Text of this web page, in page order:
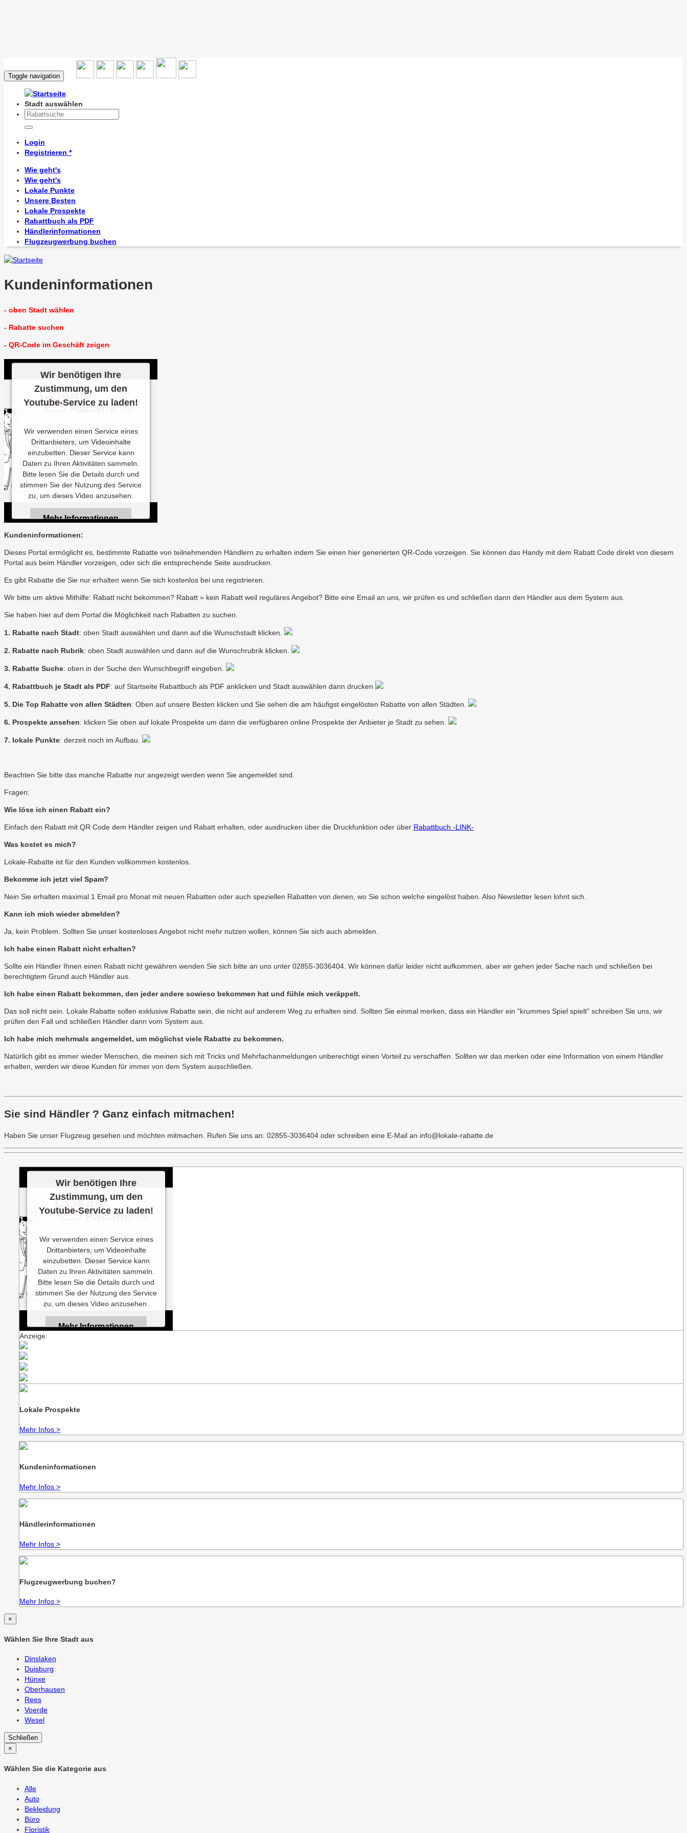
Toggle navigation
Stadt auswählen
Login
Registrieren *
Wie geht's
Wie geht's
Lokale Punkte
Unsere Besten
Lokale Prospekte
Rabattbuch als PDF
Händlerinformationen
Flugzeugwerbung buchen
Kundeninformationen
- oben Stadt wählen
- Rabatte suchen
- QR-Code im Geschäft zeigen
Wir benötigen Ihre
Zustimmung, um den
Youtube-Service zu laden!
Wir verwenden einen Service eines
Drittanbieters, um Videoinhalte
einzubetten. Dieser Service kann
Daten zu Ihren Aktivitäten sammeln.
Bitte lesen Sie die Details durch und
stimmen Sie der Nutzung des Service
zu, um dieses Video anzusehen.
Mehr Informationen
Management Platform
Kundeninformationen:
Dieses Portal ermöglicht es, bestimmte Rabatte von teilnehmenden Händlern zu erhalten indem Sie einen hier generierten QR-Code vorzeigen. Sie können das Handy mit dem Rabatt Code direkt von diesem
Portal aus beim Händler vorzeigen, oder sich die entsprechende Seite ausdrucken.
Es gibt Rabatte die Sie nur erhalten wenn Sie sich kostenlos bei uns registrieren.
Wir bitte um aktive Mithilfe: Rabatt nicht bekommen? Rabatt = kein Rabatt weil reguläres Angebot? Bitte eine Email an uns, wir prüfen es und schließen dann den Händler aus dem System aus.
Sie haben hier auf dem Portal die Möglichkeit nach Rabatten zu suchen.
1. Rabatte nach Stadt: oben Stadt auswählen und dann auf die Wunschstadt klicken.
2. Rabatte nach Rubrik: oben Stadt auswählen und dann auf die Wunschrubrik klicken.
3. Rabatte Suche: oben in der Suche den Wunschbegriff eingeben.
4. Rabattbuch je Stadt als PDF: auf Startseite Rabattbuch als PDF anklicken und Stadt auswählen dann drucken
5. Die Top Rabatte von allen Städten: Oben auf unsere Besten klicken und Sie sehen die am häufigst eingelösten Rabatte von allen Städten.
6. Prospekte ansehen: klicken Sie oben auf lokale Prospekte um dann die verfügbaren online Prospekte der Anbieter je Stadt zu sehen.
7. lokale Punkte: derzeit noch im Aufbau.
Beachten Sie bitte das manche Rabatte nur angezeigt werden wenn Sie angemeldet sind.
Fragen:
Wie löse ich einen Rabatt ein?
Einfach den Rabatt mit QR Code dem Händler zeigen und Rabatt erhalten, oder ausdrucken über die Druckfunktion oder über Rabattbuch -LINK-
Was kostet es mich?
Lokale-Rabatte ist für den Kunden vollkommen kostenlos.
Bekomme ich jetzt viel Spam?
Nein Sie erhalten maximal 1 Email pro Monat mit neuen Rabatten oder auch speziellen Rabatten von denen, wo Sie schon welche eingelöst haben. Also Newsletter lesen lohnt sich.
Kann ich mich wieder abmelden?
Ja, kein Problem. Sollten Sie unser kostenloses Angebot nicht mehr nutzen wollen, können Sie sich auch abmelden.
Ich habe einen Rabatt nicht erhalten?
Sollte ein Händler Ihnen einen Rabatt nicht gewähren wenden Sie sich bitte an uns unter 02855-3036404. Wir können dafür leider nicht aufkommen, aber wir gehen jeder Sache nach und schließen bei
berechtigtem Grund auch Händler aus.
Ich habe einen Rabatt bekommen, den jeder andere sowieso bekommen hat und fühle mich veräppelt.
Das soll nicht sein. Lokale Rabatte sollen exklusive Rabatte sein, die nicht auf anderem Weg zu erhalten sind. Sollten Sie einmal merken, dass ein Händler ein "krummes Spiel spielt" schreiben Sie uns, wir
prüfen den Fall und schließen Händler dann vom System aus.
Ich habe mich mehrmals angemeldet, um möglichst viele Rabatte zu bekommen.
Natürlich gibt es immer wieder Menschen, die meinen sich mit Tricks und Mehrfachanmeldungen unberechtigt einen Vorteil zu verschaffen. Sollten wir das merken oder eine Information von einem Händler
erhalten, werden wir diese Kunden für immer von dem System ausschließen.
Sie sind Händler ? Ganz einfach mitmachen!
Haben Sie unser Flugzeug gesehen und möchten mitmachen. Rufen Sie uns an: 02855-3036404 oder schreiben eine E-Mail an info@lokale-rabatte.de
Wir benötigen Ihre
Zustimmung, um den
Youtube-Service zu laden!
Wir verwenden einen Service eines
Drittanbieters, um Videoinhalte
einzubetten. Dieser Service kann
Daten zu Ihren Aktivitäten sammeln.
Bitte lesen Sie die Details durch und
stimmen Sie der Nutzung des Service
zu, um dieses Video anzusehen.
Mehr Informationen
Anzeige:
Lokale Prospekte
Mehr Infos >
Kundeninformationen
Mehr Infos >
Händlerinformationen
Mehr Infos >
Flugzeugwerbung buchen?
Mehr Infos >
×
Wählen Sie Ihre Stadt aus
Dinslaken
Duisburg
Hünxe
Oberhausen
Rees
Voerde
Wesel
Schließen
×
Wählen Sie die Kategorie aus
Alle
Auto
Bekleidung
Büro
Floristik